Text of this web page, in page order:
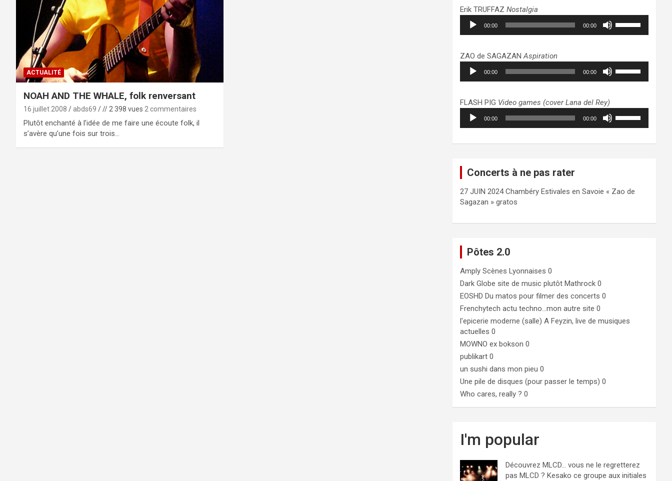
ACTUALITÉ
NOAH AND THE WHALE, folk renversant
16 juillet 2008 abds69 // 2 398 vues 2 commentaires
Plutôt enchanté à l’idée de me faire une écoute folk, il
s’avère qu’une fois sur trois…
pour
augmenter
ou
volume.
Erik TRUFFAZNostalgia
Lecteur
audio
00:00 00:00
pour
augmenter
ou
volume.
ZAO de SAGAZANAspiration
Lecteur
audio
00:00 00:00
pour
augmenter
ou
FLASH PIG Video games (cover Lana del Rey)
Lecteur
audio
00:00 00:00
haut/bas
le
Concerts à ne pas rater
27 JUIN 2024 Chambéry Estivales en Savoie « Zao de
Sagazan » gratos
Pôtes 2.0
Amply Scènes Lyonnaises 0
Dark Globe site de music plutôt Mathrock 0
EOSHD Du matos pour filmer des concerts 0
Frenchytech actu techno…mon autre site 0
l'epicerie moderne (salle) A Feyzin, live de musiques
actuelles 0
MOWNO ex bokson 0
publikart 0
un sushi dans mon pieu 0
Une pile de disques (pour passer le temps) 0
Who cares, really ? 0
I'm popular
Découvrez MLCD… vous ne le regretterez
pas MLCD ? Kesako ce groupe aux initiales